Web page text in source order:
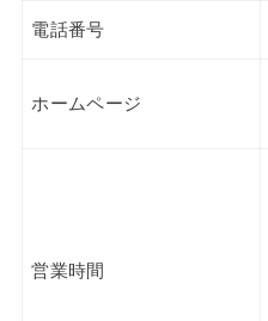
電話番号
ホームページ
営業時間